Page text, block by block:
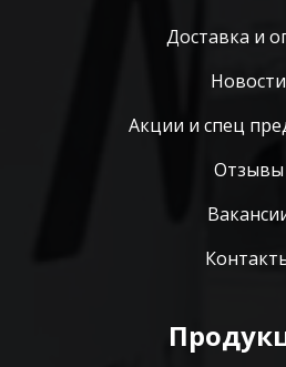
Доставка и
Новости
Акции и спец
Отзывы